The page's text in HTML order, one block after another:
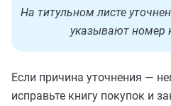
На титульном листе
указывают номер
Если причина уточнения —
исправьте книгу покупок и